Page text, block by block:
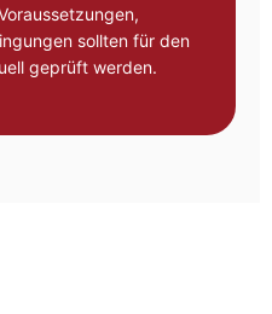
sollten für den
geprüft werden.